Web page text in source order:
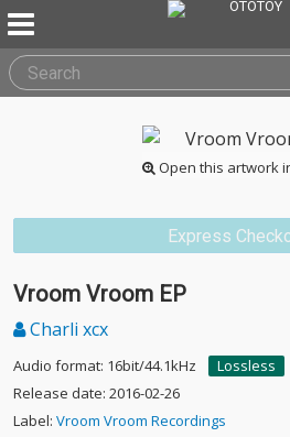
Open this artwork
Express
Vroom Vroom EP
Charli xcx
Audio format: 16bit/44.1kHz
Lossless
Release date: 2016-02-26
Label: Vroom Vroom Recordings